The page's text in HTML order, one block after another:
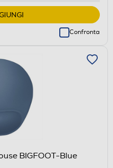
Confronta
BIGFOOT-Blue